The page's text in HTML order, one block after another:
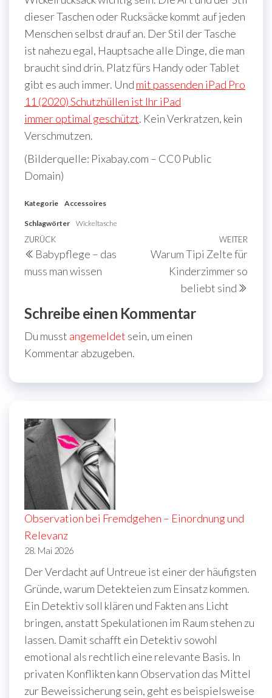
dieser Taschen oder Rucksäcke kommt auf jeden
Menschen selbst drauf an. Der Stil der Tasche
ist nahezu egal, Hauptsache alle Dinge, die man
braucht sind drin. Platz fürs Handy oder Tablet
gibt es auch immer. Und mit passenden iPad Pro
11 (2020) Schutzhüllen ist Ihr iPad
immer optimal geschützt. Kein Verkratzen, kein
Verschmutzen.
(Bilderquelle: Pixabay.com – CC0 Public
Domain)
Kategorie Accessoires
Schlagwörter Wickeltasche
Beitragsnavigation
Vorheriger
Beitrag
ZURÜCK
Babypflege – das
muss man wissen
WEITER
Warum Tipi Zelte für
Kinderzimmer so
beliebt sind
Schreibe einen Kommentar
Du musst angemeldet sein, um einen
Kommentar abzugeben.
Observation bei Fremdgehen – Einordnung und
Relevanz
28. Mai 2026
Der Verdacht auf Untreue ist einer der häufigsten
Gründe, warum Detekteien zum Einsatz kommen.
Ein Detektiv soll klären und Fakten ans Licht
bringen, anstatt Spekulationen im Raum stehen zu
lassen. Damit schafft ein Detektiv sowohl
emotional als rechtlich eine relevante Basis. In
privaten Konflikten kann Observation das Mittel
zur Beweissicherung sein, geht es beispielsweise